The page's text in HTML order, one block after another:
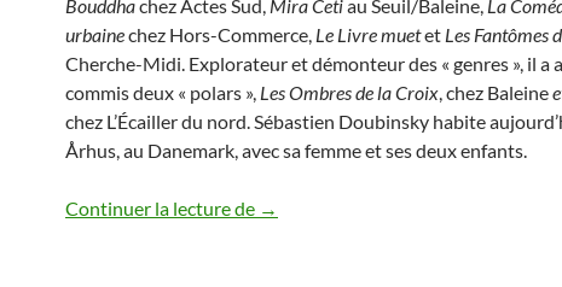
Bouddhachez Actes Sud, Mira Cetiau Seuil/Baleine, La
urbainechez Hors-Commerce, Le Livre muetet Les Fantômes
Cherche-Midi. Explorateur et démonteur des « genres », il a
commis deux « polars », Les Ombres de la Croix, chez Baleine
chez L’Écailler du nord. Sébastien Doubinsky habite
Århus, au Danemark, avec sa femme et ses deux enfants.
Continuer la lecture de Sébastien Doubinski
→